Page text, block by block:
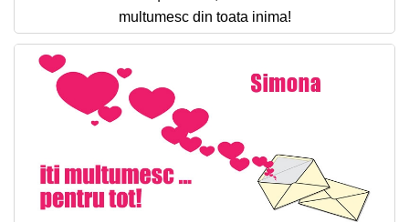
multumesc din toata inima!